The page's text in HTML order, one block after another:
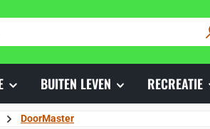
BUITEN LEVEN RECREATIE
DoorMaster